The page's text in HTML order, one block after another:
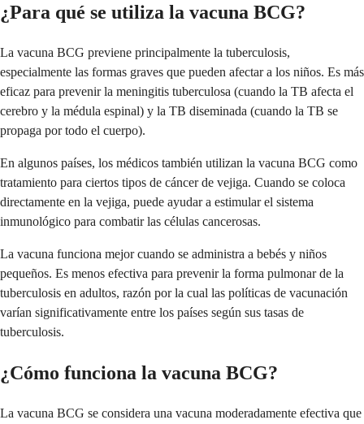
¿Para qué se utiliza la vacuna BCG?
La vacuna BCG previene principalmente la tuberculosis,
especialmente las formas graves que pueden afectar a los niños. Es más
eficaz para prevenir la meningitis tuberculosa (cuando la TB afecta el
cerebro y la médula espinal) y la TB diseminada (cuando la TB se
propaga por todo el cuerpo).
En algunos países, los médicos también utilizan la vacuna BCG como
tratamiento para ciertos tipos de cáncer de vejiga. Cuando se coloca
directamente en la vejiga, puede ayudar a estimular el sistema
inmunológico para combatir las células cancerosas.
La vacuna funciona mejor cuando se administra a bebés y niños
pequeños. Es menos efectiva para prevenir la forma pulmonar de la
tuberculosis en adultos, razón por la cual las políticas de vacunación
varían significativamente entre los países según sus tasas de
tuberculosis.
¿Cómo funciona la vacuna BCG?
La vacuna BCG se considera una vacuna moderadamente efectiva que